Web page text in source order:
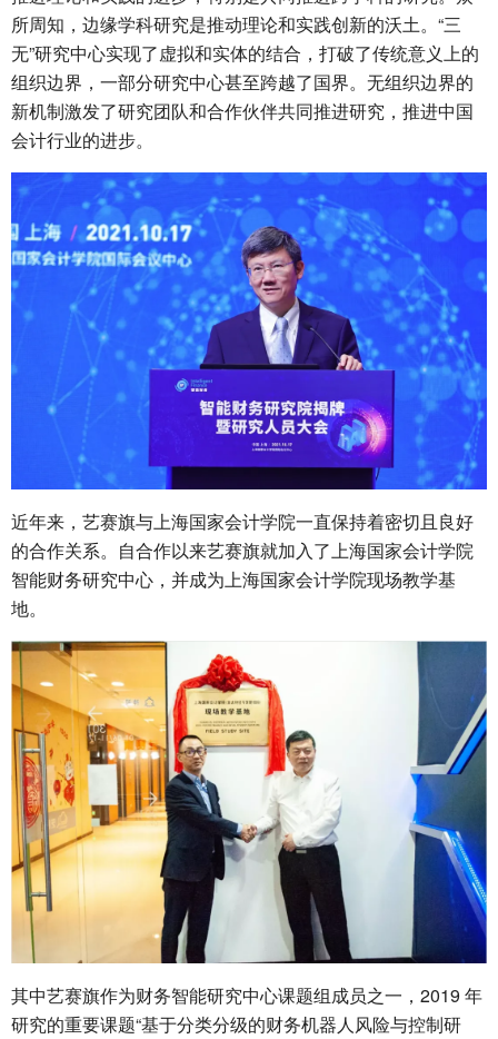
所周知，边缘学科研究是推动理论和实践创新的沃土。“三
无”研究中心实现了虚拟和实体的结合，打破了传统意义上的
组织边界，一部分研究中心甚至跨越了国界。无组织边界的
新机制激发了研究团队和合作伙伴共同推进研究，推进中国
会计行业的进步。
近年来，艺赛旗与上海国家会计学院一直保持着密切且良好
的合作关系。自合作以来艺赛旗就加入了上海国家会计学院
智能财务研究中心，并成为上海国家会计学院现场教学基
地。
其中艺赛旗作为财务智能研究中心课题组成员之一，2019 年
研究的重要课题“基于分类分级的财务机器人风险与控制研